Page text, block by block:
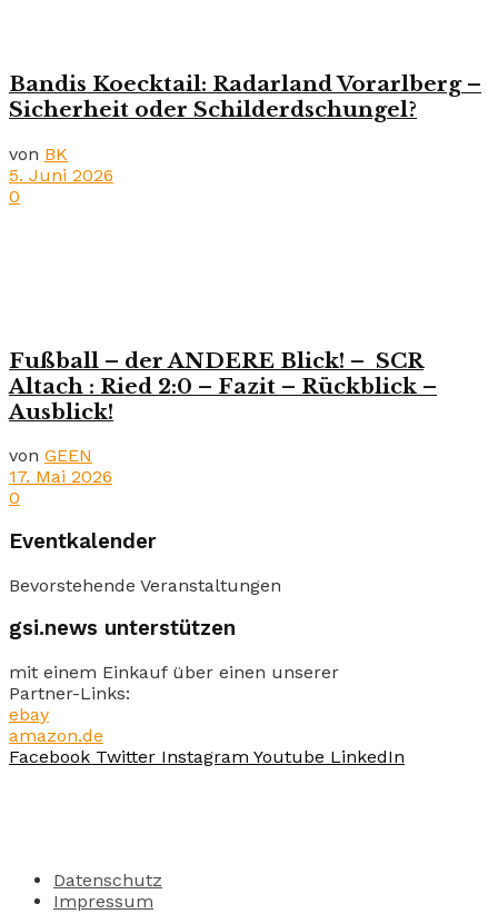
Bandis Koecktail: Radarland Vorarlberg –
Sicherheit oder Schilderdschungel?
von BK
5. Juni 2026
0
Fußball – der ANDERE Blick! – SCR
Altach : Ried 2:0 – Fazit – Rückblick –
Ausblick!
von GEEN
17. Mai 2026
0
Eventkalender
Bevorstehende Veranstaltungen
gsi.news unterstützen
mit einem Einkauf über einen unserer
Partner-Links:
ebay
amazon.de
Facebook Twitter Instagram Youtube LinkedIn
Datenschutz
Impressum